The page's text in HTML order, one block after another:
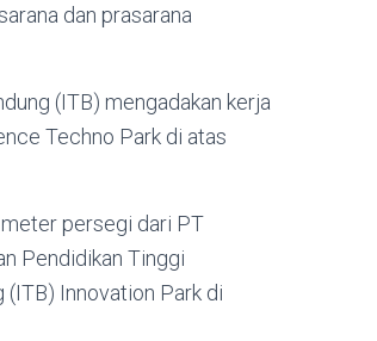
dan prasarana
(ITB) mengadakan kerja
Techno Park di atas
meter persegi dari PT
Pendidikan Tinggi
Innovation Park di